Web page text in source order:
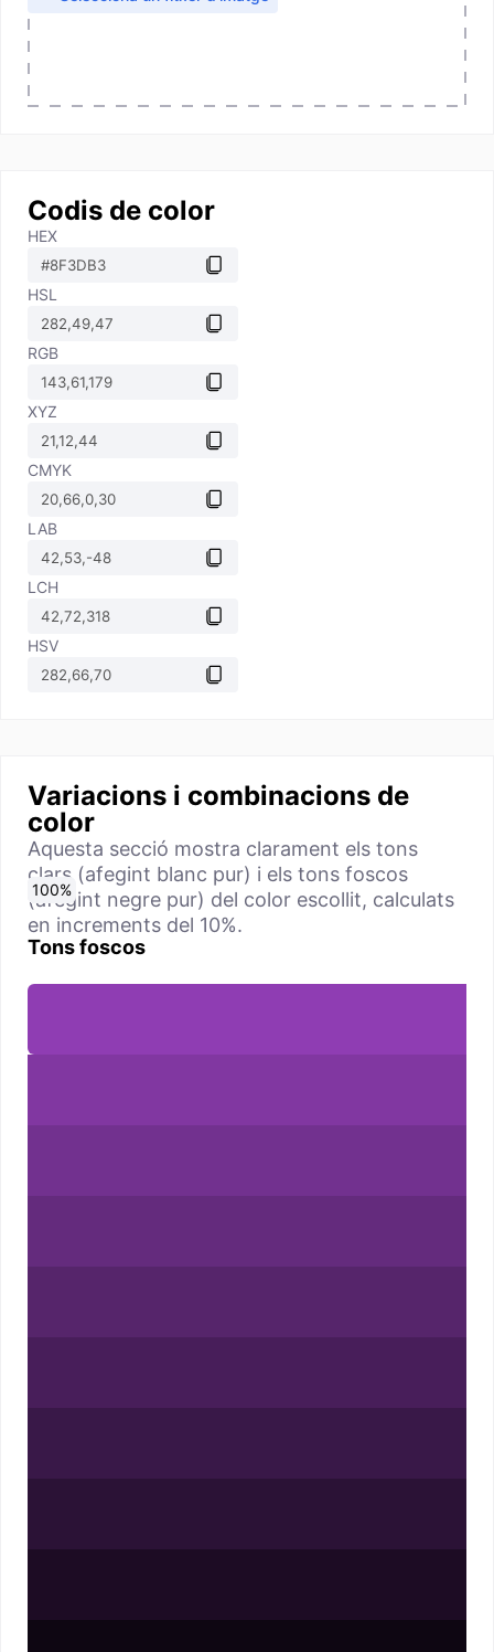
Codis de color
HEX
HSL
RGB
XYZ
CMYK
LAB
LCH
HSV
Variacions i combinacions de
color
Aquesta secció mostra clarament els tons
clars (afegint blanc pur) i els tons foscos
(afegint negre pur) del color escollit, calculats
en increments del 10%.
Tons foscos
0%
10%
20%
30%
40%
50%
60%
70%
80%
90%
100%